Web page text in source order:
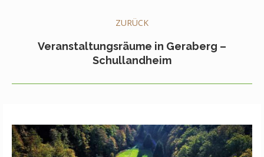
ZURÜCK
Veranstaltungsräume in Geraberg –
Schullandheim